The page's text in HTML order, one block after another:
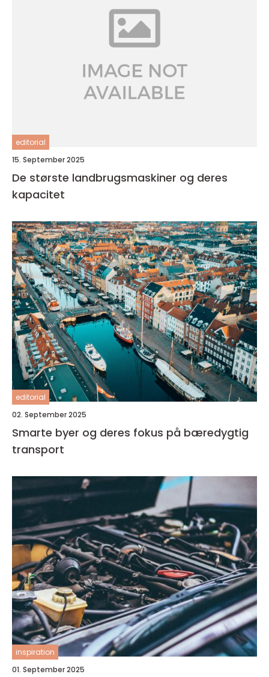
editorial
15. September 2025
De største landbrugsmaskiner og deres
kapacitet
editorial
02. September 2025
Smarte byer og deres fokus på bæredygtig
transport
inspiration
01. September 2025